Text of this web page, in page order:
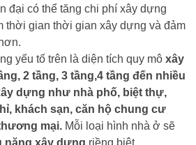
đại có thể tăng chi phí xây dựng
thời gian thời gian xây dựng và đảm
yếu tố trên là diện tích quy mô xây
2 tầng, 3 tầng,4 tầng đến nhiều
dựng như nhà phố, biệt thự,
khách sạn, căn hộ chung cư
mại. Mỗi loại hình nhà ở sẽ
năng xây dựng riềng biệt.